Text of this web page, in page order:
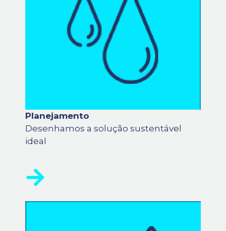
Planejamento
Desenhamos a solução sustentável
ideal